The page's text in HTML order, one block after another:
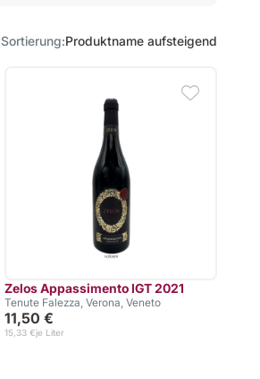
Sortierung Produktname aufsteigend
Zelos Appassimento IGT 2021
Tenute Falezza, Verona, Veneto
11,50 €
je Liter
15,33 €